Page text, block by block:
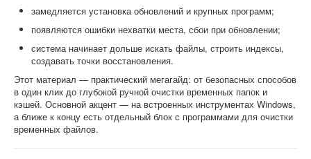
замедляется установка обновлений и крупных программ;
появляются ошибки нехватки места, сбои при обновлении;
система начинает дольше искать файлы, строить индексы,
создавать точки восстановления.
Этот материал — практический мегагайд: от безопасных способов
в один клик до глубокой ручной очистки временных папок и
кэшей. Основной акцент — на встроенных инструментах Windows,
а ближе к концу есть отдельный блок с программами для очистки
временных файлов.